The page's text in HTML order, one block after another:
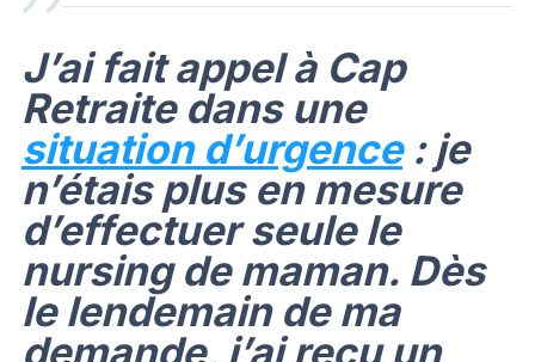
J’ai fait appel à Cap
Retraite dans une
situation d’urgence: je
n’étais plus en mesure
d’effectuer seule le
nursing de maman. Dès
le lendemain de ma
demande, j’ai reçu un